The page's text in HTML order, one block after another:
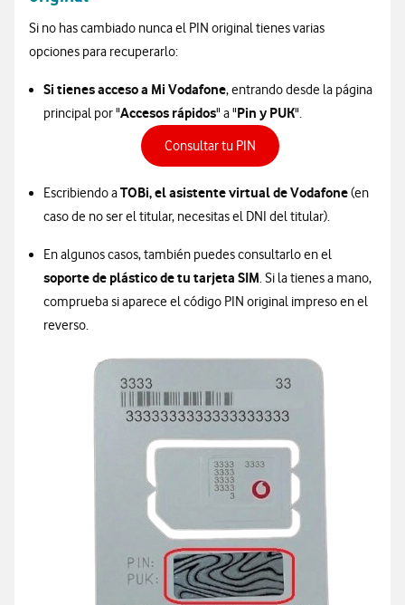
Si no has cambiado nunca el PIN original tienes varias
opciones para recuperarlo:
Si tienes acceso a Mi Vodafone, entrando desde la página
principal por "Accesos rápidos" a "Pin y PUK".
Consultar tu PIN
Escribiendo aTOBi, el asistente virtual de Vodafone(en
caso de no ser el titular, necesitas el DNI del titular).
En algunos casos, también puedes consultarlo en el
soporte de plástico de tu tarjeta SIM. Si la tienes a mano,
comprueba si aparece el código PIN original impreso en el
reverso.